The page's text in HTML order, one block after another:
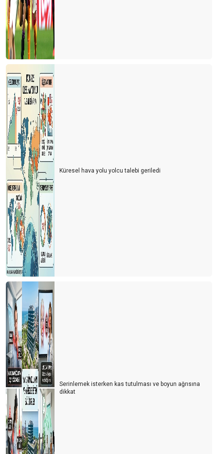
Küresel hava yolu yolcu talebi geriledi
Serinlemek isterken kas tutulması ve boyun ağrısına
dikkat